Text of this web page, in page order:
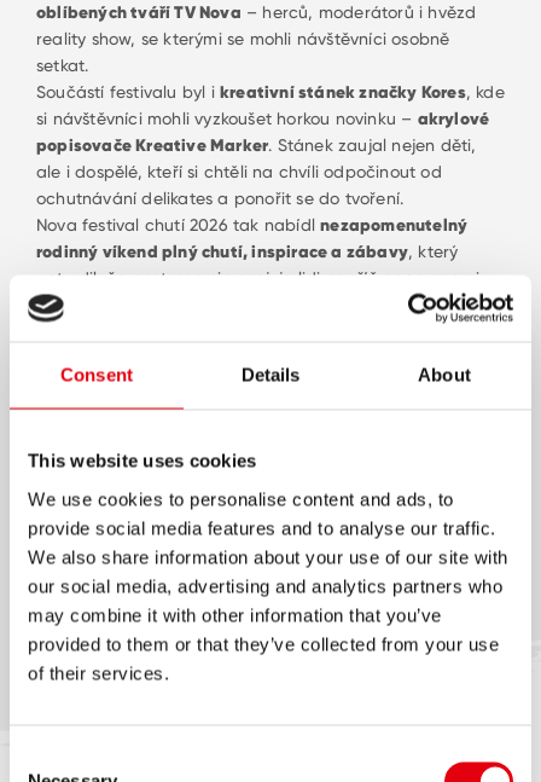
Consent Details About
This website uses cookies
We use cookies to personalise content and ads, to
provide social media features and to analyse our traffic.
We also share information about your use of our site with
our social media, advertising and analytics partners who
may combine it with other information that you’ve
provided to them or that they’ve collected from your use
of their services.
oblíbených tváří TV Nova – herců, moderátorů i hvězd
reality show, se kterými se mohli návštěvníci osobně
setkat.
Součástí festivalu byl i kreativní stánek značky Kores, kde
si návštěvníci mohli vyzkoušet horkou novinku – akrylové
popisovače Kreative Marker. Stánek zaujal nejen děti,
ale i dospělé, kteří si chtěli na chvíli odpočinout od
ochutnávání delikates a ponořit se do tvoření.
Nova festival chutí 2026 tak nabídlnezapomenutelný
rodinný víkend plný chutí, inspirace a zábavy, který
potvrdil, že gastronomie spojuje lidi napříč generacemi.
Nova festival chutí | TV Nova
Inspirujte se, sledujte návody a novinky. Buďme ve spojení!